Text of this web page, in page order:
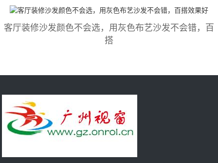
客厅装修沙发颜色不会选，用灰色布艺沙发不会错，百
搭